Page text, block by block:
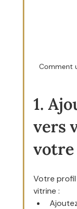
Comment
1.
vers
Votre profil
vitrine :